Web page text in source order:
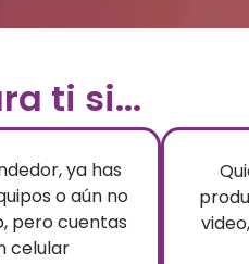
ti si...
ya has
o aún no
pero cuentas
celular